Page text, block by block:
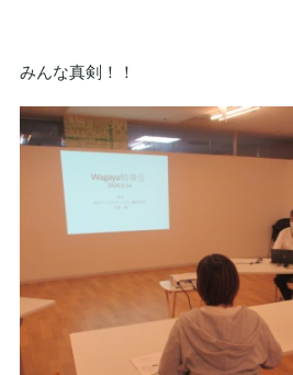
みんな真剣！！